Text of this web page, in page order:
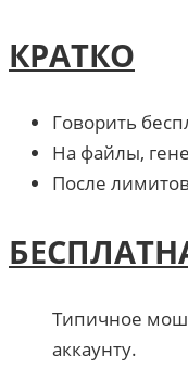
КРАТКО
Говорить
На файлы,
После
Типичное
аккаунту.